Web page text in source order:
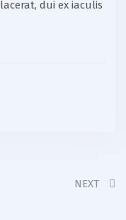
dui ex iaculis
NEXT